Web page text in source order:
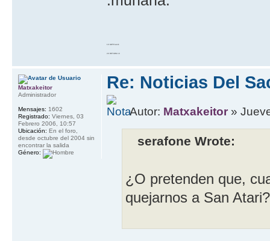
10 GOTO work
20 RETURN 10
Re: Noticias Del
Autor: Matxakeitor »
serafone Wrote:
¿O pretenden que,
quejarnos a San Atari?
Matxakeitor
Administrador
Mensajes: 1602
Registrado: Viernes, 03
Febrero 2006, 10:57
Ubicación: En el foro,
desde octubre del 2004 sin
encontrar la salida
Género: